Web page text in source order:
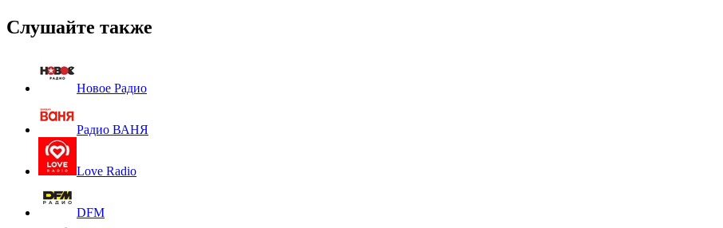
Слушайте также
Новое Радио
Радио ВАНЯ
Love Radio
DFM